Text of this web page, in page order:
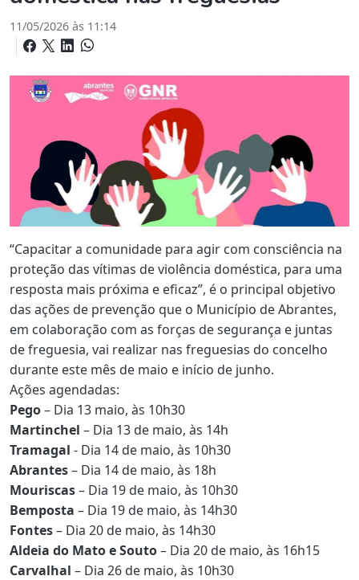
11/05/2026 às 11:14
“Capacitar a comunidade para agir com consciência na
proteção das vítimas de violência doméstica, para uma
resposta mais próxima e eficaz”, é o principal objetivo
das ações de prevenção que o Município de Abrantes,
em colaboração com as forças de segurança e juntas
de freguesia, vai realizar nas freguesias do concelho
durante este mês de maio e início de junho.
Ações agendadas:
Pego– Dia 13 maio, às 10h30
Martinchel – Dia 13 de maio, às 14h
Tramagal - Dia 14 de maio, às 10h30
Abrantes– Dia 14 de maio, às 18h
Mouriscas– Dia 19 de maio, às 10h30
Bemposta – Dia 19 de maio, às 14h30
Fontes– Dia 20 de maio, às 14h30
Aldeia do Mato e Souto– Dia 20 de maio, às 16h15
Carvalhal – Dia 26 de maio, às 10h30